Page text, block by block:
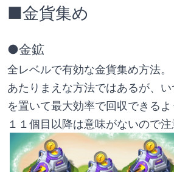
■金貨集め
●金鉱
全レベルで有効な金貨集め方法。
あたりまえな方法ではあるが、
を置いて最大効率で回収できるよ
１１個目以降は意味がないので